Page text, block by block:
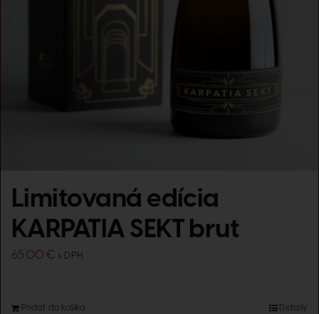
Limitovaná edícia
KARPATIA SEKT brut
65.00€ s DPH
Pridať do košíka Detaily